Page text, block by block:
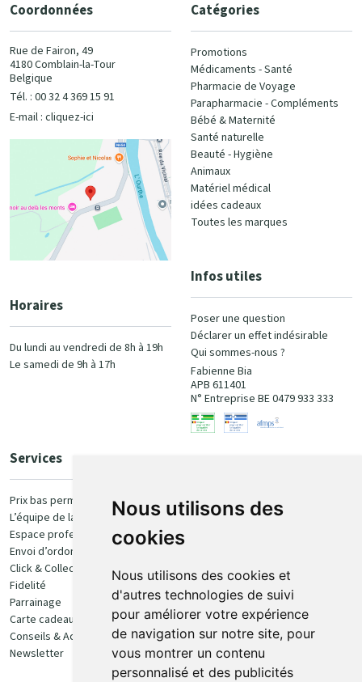
Nous utilisons des
cookies
Nous utilisons des cookies et
d'autres technologies de suivi
pour améliorer votre expérience
de navigation sur notre site, pour
vous montrer un contenu
personnalisé et des publicités
Coordonnées
Rue de Fairon, 49
4180 Comblain-la-Tour
Belgique
Tél. : 00 32 4 369 15 91
E-mail : cliquez-ici
Horaires
Du lundi au vendredi de 8h à 19h
Le samedi de 9h à 17h
Catégories
Promotions
Médicaments - Santé
Pharmacie de Voyage
Parapharmacie - Compléments
Bébé & Maternité
Santé naturelle
Beauté - Hygiène
Animaux
Matériel médical
idées cadeaux
Toutes les marques
Infos utiles
Poser une question
Déclarer un effet indésirable
Qui sommes-nous ?
Fabienne Bia
APB 611401
N° Entreprise BE 0479 933 333
Services
Prix bas permanent
L’équipe de la pharmacie
Espace professionnel
Envoi d’ordonnance
Click & Collect
Fidelité
Parrainage
Carte cadeau
Conseils & Actualités
Newsletter
100% sécurisé
Retrait et livraison
Retrait en Click & Collect